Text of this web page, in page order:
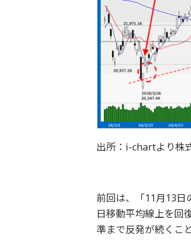
出所：i-chartより株
前回は、「11月13日
日移動平均線上を回
準まで反発が続くこ